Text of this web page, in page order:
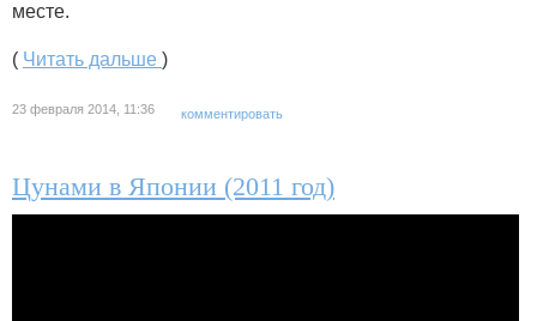
месте.
( Читать дальше )
23 февраля 2014, 11:36 комментировать
Цунами в Японии (2011 год)